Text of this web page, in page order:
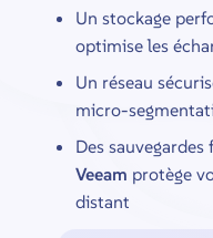
Un stockage
optimise les
Un réseau
micro-
Des
Veeam protège
distant